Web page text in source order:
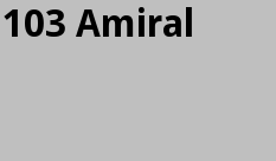
103 Amiral